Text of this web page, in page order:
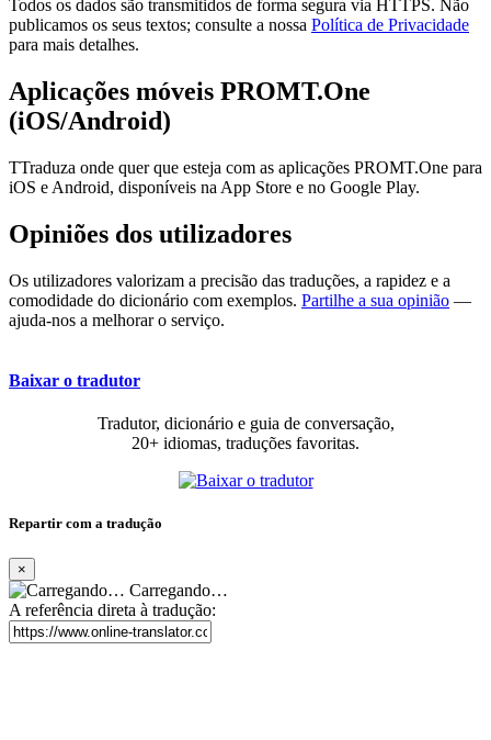
Todos os dados são transmitidos de forma segura via HTTPS. Não
publicamos os seus textos; consulte a nossa Política de Privacidade
para mais detalhes.
Aplicações móveis PROMT.One
(iOS/Android)
TTraduza onde quer que esteja com as aplicações PROMT.One para
iOS e Android, disponíveis na App Store e no Google Play.
Opiniões dos utilizadores
Os utilizadores valorizam a precisão das traduções, a rapidez e a
comodidade do dicionário com exemplos. Partilhe a sua opinião —
ajuda-nos a melhorar o serviço.
Baixar o tradutor
Tradutor, dicionário e guia de conversação,
20+ idiomas, traduções favoritas.
Repartir com a tradução
×
Carregando…
A referência direta à tradução: